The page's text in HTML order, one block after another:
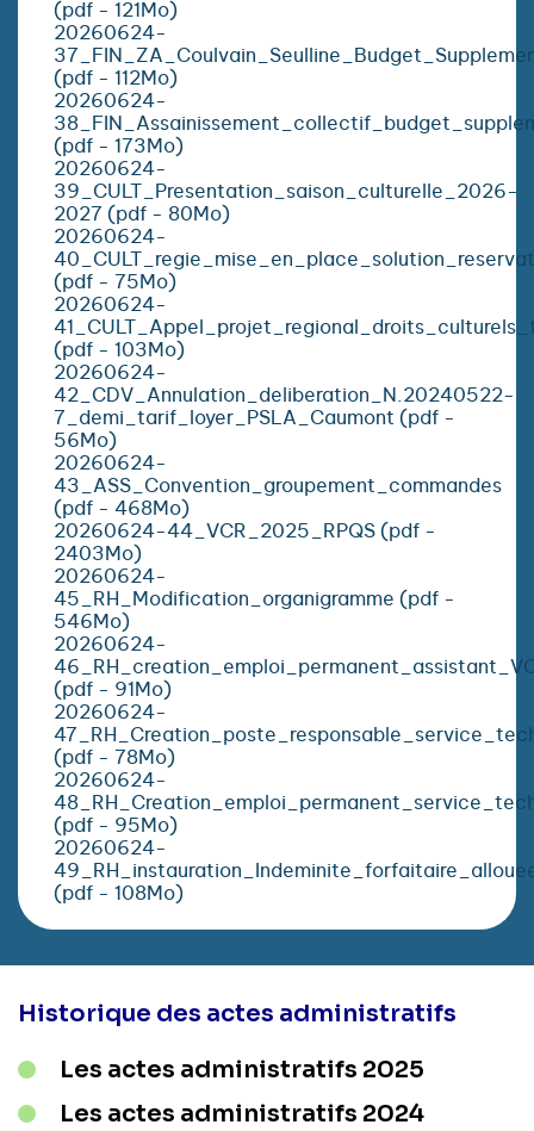
(pdf - 121Mo)
20260624-
(pdf - 112Mo)
20260624-
(pdf - 173Mo)
20260624-
39_CULT_Presentation_saison_culturelle_2026-
2027 (pdf - 80Mo)
20260624-
(pdf - 75Mo)
20260624-
(pdf - 103Mo)
20260624-
42_CDV_Annulation_deliberation_N.20240522-
7_demi_tarif_loyer_PSLA_Caumont (pdf -
56Mo)
20260624-
43_ASS_Convention_groupement_commandes
(pdf - 468Mo)
20260624-44_VCR_2025_RPQS (pdf -
2403Mo)
20260624-
45_RH_Modification_organigramme (pdf -
546Mo)
20260624-
(pdf - 91Mo)
20260624-
(pdf - 78Mo)
20260624-
(pdf - 95Mo)
20260624-
(pdf - 108Mo)
Historique des actes administratifs
Les actes administratifs 2025
Les actes administratifs 2024